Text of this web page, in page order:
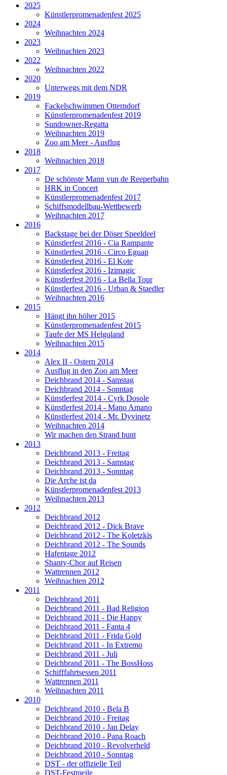
2025
Künstlerpromenadenfest 2025
2024
Weihnachten 2024
2023
Weihnachten 2023
2022
Weihnachten 2022
2020
Unterwegs mit dem NDR
2019
Fackelschwimmen Otterndorf
Künstlerpromenadenfest 2019
Sundowner-Regatta
Weihnachten 2019
Zoo am Meer - Ausflug
2018
Weihnachten 2018
2017
De schönste Mann vun de Reeperbahn
HRK in Concert
Künstlerpromenadenfest 2017
Schiffsmodellbau-Wettbewerb
Weihnachten 2017
2016
Backstage bei der Döser Speeldeel
Künstlerfest 2016 - Cia Rampante
Künstlerfest 2016 - Circo Eguap
Künstlerfest 2016 - El Kote
Künstlerfest 2016 - Izimagic
Künstlerfest 2016 - La Bella Tour
Künstlerfest 2016 - Urban & Staedler
Weihnachten 2016
2015
Hängt ihn höher 2015
Künstlerpromenadenfest 2015
Taufe der MS Helgoland
Weihnachten 2015
2014
Alex II - Ostern 2014
Ausflug in den Zoo am Meer
Deichbrand 2014 - Samstag
Deichbrand 2014 - Sonntag
Künstlerfest 2014 - Cyrk Dosole
Künstlerfest 2014 - Mano Amano
Künstlerfest 2014 - Mr. Dyvinetz
Weihnachten 2014
Wir machen den Strand bunt
2013
Deichbrand 2013 - Freitag
Deichbrand 2013 - Samstag
Deichbrand 2013 - Sonntag
Die Arche ist da
Künstlerpromenadenfest 2013
Weihnachten 2013
2012
Deichbrand 2012
Deichbrand 2012 - Dick Brave
Deichbrand 2012 - The Koletzkis
Deichbrand 2012 - The Sounds
Hafentage 2012
Shanty-Chor auf Reisen
Wattrennen 2012
Weihnachten 2012
2011
Deichbrand 2011
Deichbrand 2011 - Bad Religion
Deichbrand 2011 - Die Happy
Deichbrand 2011 - Fanta 4
Deichbrand 2011 - Frida Gold
Deichbrand 2011 - In Extremo
Deichbrand 2011 - Juli
Deichbrand 2011 - The BossHoss
Schifffahrtsessen 2011
Wattrennen 2011
Weihnachten 2011
2010
Deichbrand 2010 - Bela B
Deichbrand 2010 - Freitag
Deichbrand 2010 - Jan Delay
Deichbrand 2010 - Papa Roach
Deichbrand 2010 - Revolverheld
Deichbrand 2010 - Sonntag
DST - der offizielle Teil
DST-Festmeile